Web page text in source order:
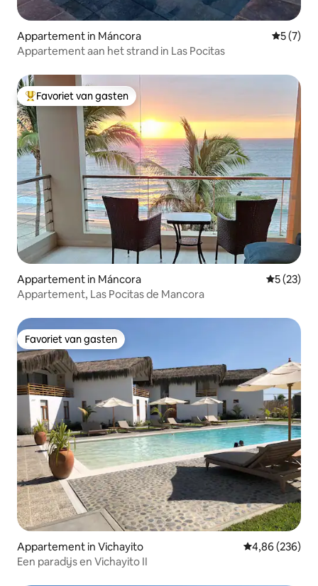
Appartement in Máncora
5 (7)
Appartement aan het strand in Las Pocitas
Topfavoriet van gasten
Favoriet van gasten
Appartement in Máncora
5 (23)
Appartement, Las Pocitas de Mancora
Favoriet van gasten
Favoriet van gasten
Appartement in Vichayito Gemiddelde
4,86 (236)
Een paradijs en Vichayito II